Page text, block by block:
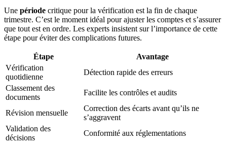
Une période critique pour la vérification est la fin de chaque
trimestre. C’est le moment idéal pour ajuster les comptes et s’assurer
que tout est en ordre. Les experts insistent sur l’importance de cette
étape pour éviter des complications futures.
Étape
Avantage
Vérification
quotidienne
Détection rapide des erreurs
Classement des
documents
Facilite les contrôles et audits
Révision mensuelle
Correction des écarts avant qu’ils ne
s’aggravent
Validation des
décisions
Conformité aux réglementations